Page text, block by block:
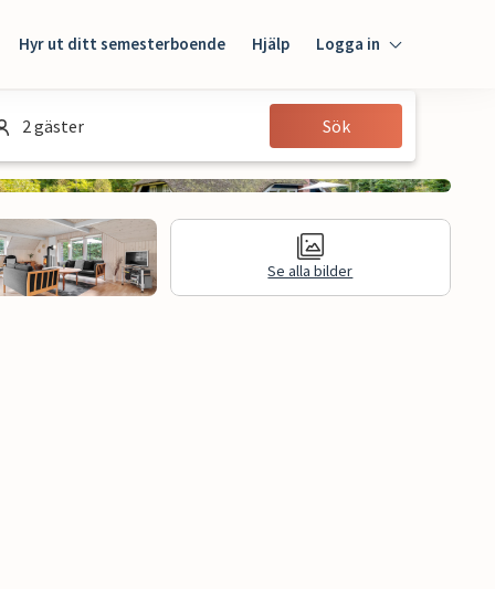
Hyr ut ditt semesterboende Hjälp Logga in
Gäst
2 gäster Sök
Se alla bilder